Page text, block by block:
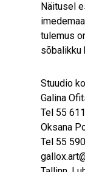
Näitusel
tulemus
sõbalikku
Stuudio
Galina
Tel 55
Oksana
Tel 55